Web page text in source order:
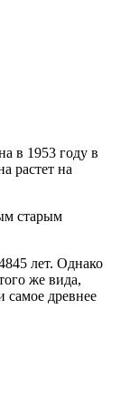
в 1953 году в
растет на
старым
лет. Однако
же вида,
самое древнее